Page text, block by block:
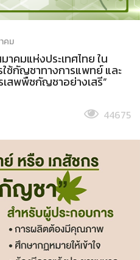
คม
คมแห่งประเทศไทย ใน
ใช้กัญชาทางการแพทย์ และ
สพพืชกัญชาอย่างเสรี”
44675